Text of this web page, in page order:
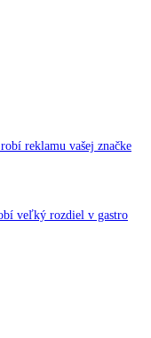
reklamu vašej značke
veľký rozdiel v gastro